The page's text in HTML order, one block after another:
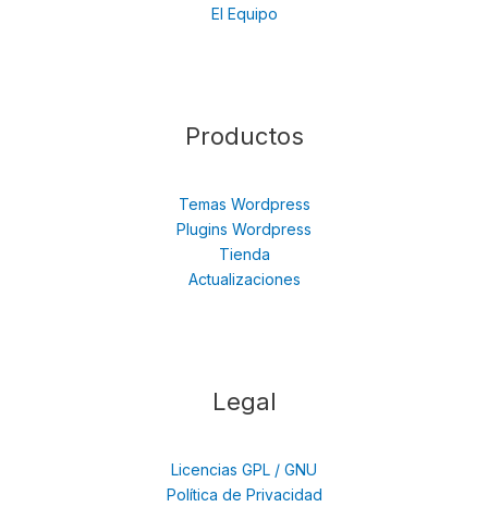
El Equipo
Productos
Temas Wordpress
Plugins Wordpress
Tienda
Actualizaciones
Legal
Licencias GPL / GNU
Política de Privacidad